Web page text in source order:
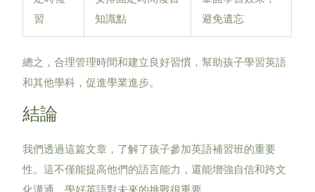
習
知識點
避免遺忘
總之，合理管理時間和建立良好習慣，幫助孩子學習英語
和其他學科，促進學業進步。
結論
我們透過這篇文章，了解了孩子參加英語補習班的重要
性。這不僅能提高他們的語言能力，還能增強自信和跨文